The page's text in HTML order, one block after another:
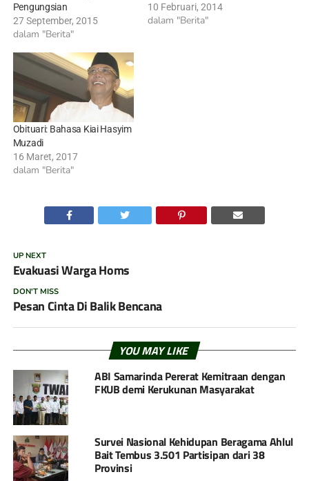
Pengungsian
27 September, 2015
dalam "Berita"
10 Februari, 2014
dalam "Berita"
Obituari: Bahasa Kiai Hasyim
Muzadi
16 Maret, 2017
dalam "Berita"
UP NEXT
Evakuasi Warga Homs
DON'T MISS
Pesan Cinta Di Balik Bencana
YOU MAY LIKE
ABI Samarinda Pererat Kemitraan dengan
FKUB demi Kerukunan Masyarakat
Survei Nasional Kehidupan Beragama Ahlul
Bait Tembus 3.501 Partisipan dari 38
Provinsi